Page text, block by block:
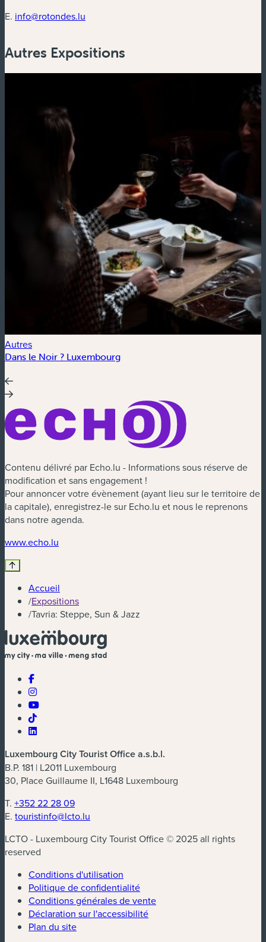
E. info@rotondes.lu
Autres Expositions
Autres
Dans le Noir ? Luxembourg
Contenu délivré par Echo.lu - Informations sous réserve de
modification et sans engagement !
Pour annoncer votre évènement (ayant lieu sur le territoire de
la capitale), enregistrez-le sur Echo.lu et nous le reprenons
dans notre agenda.
www.echo.lu
Accueil
/Expositions
/Tavria: Steppe, Sun & Jazz
Luxembourg City Tourist Office a.s.b.l.
B.P. 181 | L2011 Luxembourg
30, Place Guillaume II, L1648 Luxembourg
T. +352 22 28 09
E. touristinfo@lcto.lu
LCTO - Luxembourg City Tourist Office © 2025 all rights
reserved
Conditions d'utilisation
Politique de confidentialité
Conditions générales de vente
Déclaration sur l'accessibilité
Plan du site